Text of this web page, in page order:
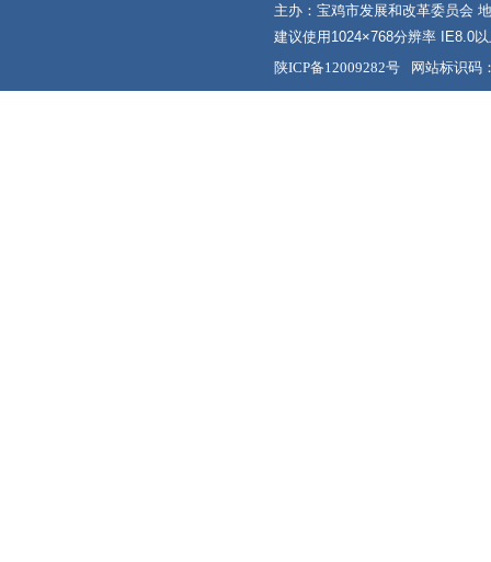
主办：宝鸡市发展和改革委员会
建议使用1024×768分辨率 IE8.0
陕ICP备12009282号
网站标识码